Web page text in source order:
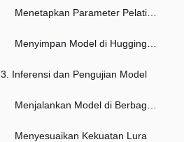
3. Inferensi dan Pengujian Model
Menyesuaikan Kekuatan Lura